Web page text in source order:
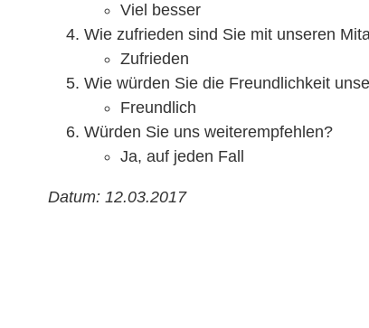
Viel besser
Wie zufrieden sind Sie mit unseren
Zufrieden
Wie würden Sie die Freundlichkeit
Freundlich
Würden Sie uns weiterempfehlen?
Ja, auf jeden Fall
Datum: 12.03.2017